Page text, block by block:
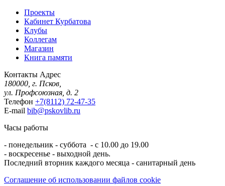
Проекты
Кабинет Курбатова
Клубы
Коллегам
Магазин
Книга памяти
Контакты Адрес
180000, г. Псков,
ул. Профсоюзная, д. 2
Телефон +7(8112) 72-47-35
E-mail bib@pskovlib.ru
Часы работы
- понедельник - суббота - с 10.00 до 19.00
- воскресенье - выходной день.
Последний вторник каждого месяца - санитарный день
Соглашение об использовании файлов cookie